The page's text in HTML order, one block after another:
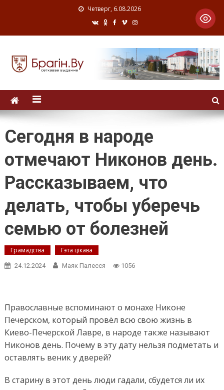
Четверг, 6.08.2026
Сегодня в народе
отмечают Никонов день.
Рассказываем, что
делать, чтобы уберечь
семью от болезней
Грамадства Гэта цікава
24.12.2024 Маяк Палесся 1056
Православные вспоминают о монахе Никоне
Печерском, который провёл всю свою жизнь в
Киево-Печерской Лавре, в народе также называют
Никонов день. Почему в эту дату нельзя подметать и
оставлять веник у дверей?
В старину в этот день люди гадали, сбудется ли их